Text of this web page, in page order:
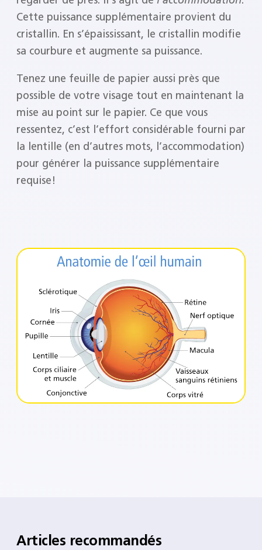
Cette puissance supplémentaire provient du
cristallin. En s’épaississant, le cristallin modifie
sa courbure et augmente sa puissance.
Tenez une feuille de papier aussi près que
possible de votre visage tout en maintenant la
mise au point sur le papier. Ce que vous
ressentez, c’est l’effort considérable fourni par
la lentille (en d’autres mots, l’accommodation)
pour générer la puissance supplémentaire
requise!
Articles recommandés